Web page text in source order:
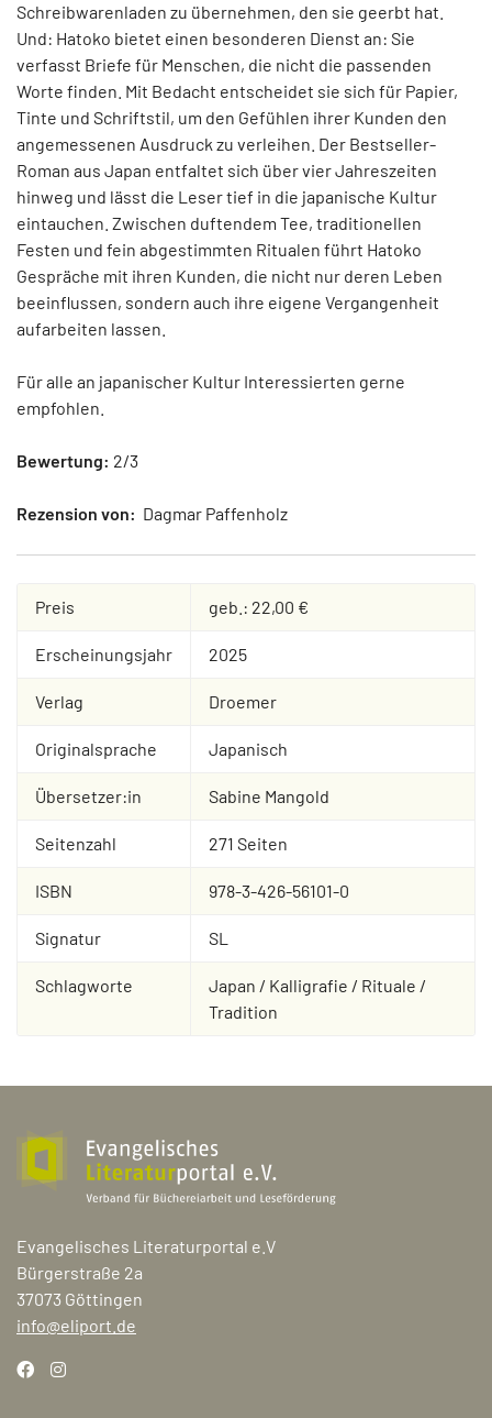
Schreibwarenladen zu übernehmen, den sie geerbt hat.
Und: Hatoko bietet einen besonderen Dienst an: Sie
verfasst Briefe für Menschen, die nicht die passenden
Worte finden. Mit Bedacht entscheidet sie sich für Papier,
Tinte und Schriftstil, um den Gefühlen ihrer Kunden den
angemessenen Ausdruck zu verleihen. Der Bestseller-
Roman aus Japan entfaltet sich über vier Jahreszeiten
hinweg und lässt die Leser tief in die japanische Kultur
eintauchen. Zwischen duftendem Tee, traditionellen
Festen und fein abgestimmten Ritualen führt Hatoko
Gespräche mit ihren Kunden, die nicht nur deren Leben
beeinflussen, sondern auch ihre eigene Vergangenheit
aufarbeiten lassen.
Für alle an japanischer Kultur Interessierten gerne
empfohlen.
Bewertung: 2/3
Rezension von: Dagmar Paffenholz
Preis geb.: 22,00 €
Erscheinungsjahr 2025
Verlag Droemer
Originalsprache Japanisch
Übersetzer:in Sabine Mangold
Seitenzahl 271 Seiten
ISBN 978-3-426-56101-0
Signatur SL
Schlagworte
Japan / Kalligrafie / Rituale /
Tradition
Evangelisches Literaturportal e.V
Bürgerstraße 2a
37073 Göttingen
info@eliport.de